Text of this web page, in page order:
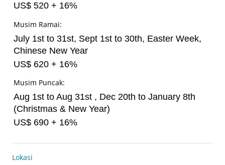
US$ 520 + 16%
Musim Ramai:
July 1st to 31st, Sept 1st to 30th, Easter Week,
Chinese New Year
US$ 620 + 16%
Musim Puncak:
Aug 1st to Aug 31st , Dec 20th to January 8th
(Christmas & New Year)
US$ 690 + 16%
Lokasi